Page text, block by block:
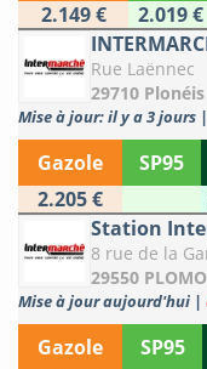
2.149 €
2.019 €
Rue Laënnec
29710 Plonéis
Mise à jour: il y a 3 jours |
Gazole SP95
2.205 €
Station
8 rue de la
29550
Mise à jour aujourd'hui |
Gazole SP95